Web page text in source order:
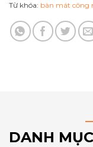
Từ khóa: bàn mát công
DANH